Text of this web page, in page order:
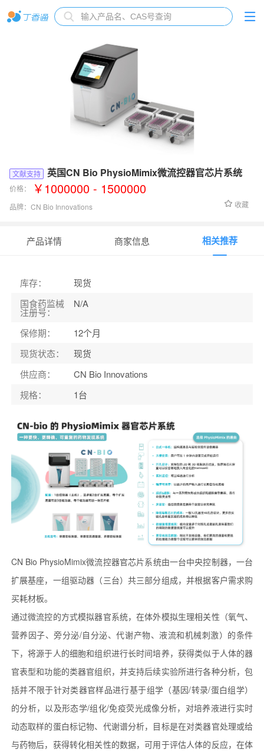
文献支持 英国CN Bio PhysioMimix微流控器官芯片系统
价格： ￥1000000 - 1500000
品牌： CN Bio Innovations 收藏
产品详情 商家信息 相关推荐
库存：
现货
国食药监械
注册号：
N/A
保修期：
12个月
现货状态：
现货
供应商：
CN Bio Innovations
规格： 1台
CN Bio PhysioMimix微流控器官芯片系统由一台中央控制器，一台
扩展基座，一组驱动器（三台）共三部分组成，并根据客户需求购
买耗材板。
通过微流控的方式模拟器官系统，在体外模拟生理相关性（氧气、
营养因子、旁分泌/自分泌、代谢产物、液流和机械刺激）的条件
下，将源于人的细胞和组织进行长时间培养，获得类似于人体的器
官表型和功能的类器官组织，并支持后续实验所进行各种分析，包
括并不限于针对类器官样品进行基于组学（基因/转录/蛋白组学）
的分析，以及形态学/组化/免疫荧光成像分析，对培养液进行实时
动态取样的蛋白标记物、代谢谱分析，目标是在对类器官处理或给
与药物后，获得转化相关性的数据，可用于评估人体的反应，在体